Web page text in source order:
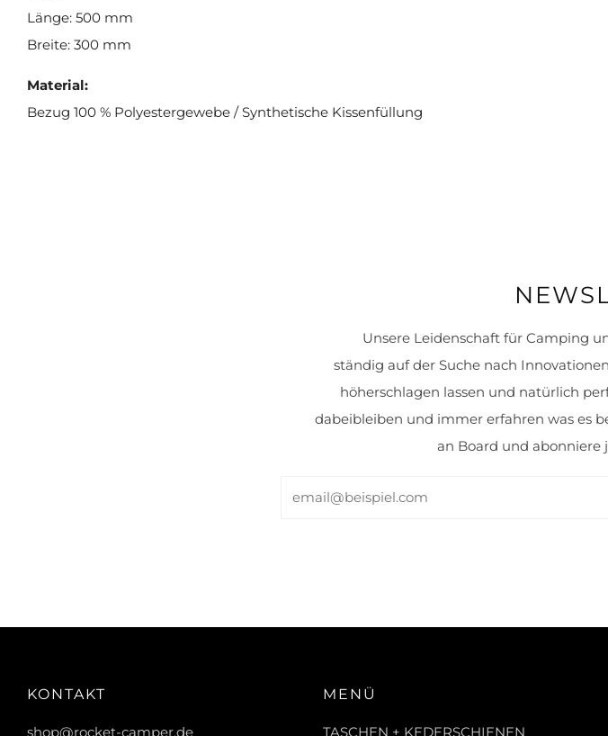
Länge: 500 mm
Breite: 300 mm
Material:
Bezug 100 % Polyestergewebe / Synthetische Kissenfüllung
Unsere Leidenschaft für Camping
ständig auf der Suche nach
höherschlagen lassen und natürlich
dabeibleiben und immer erfahren was es
an Board und abonniere
KONTAKT
shop@rocket-camper.de
MENÜ
TASCHEN + KEDERSCHIENEN